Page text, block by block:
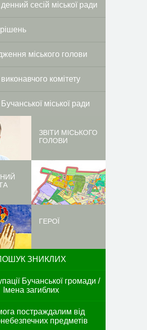
сесій міської ради
міського голови
комітету
міської ради
ЗВІТИ МІСЬКОГО
ГОЛОВИ
ГЕРОЇ
ЗНИКЛИХ
Бучанської громади /
Імена загиблих
постраждалим від
предметів